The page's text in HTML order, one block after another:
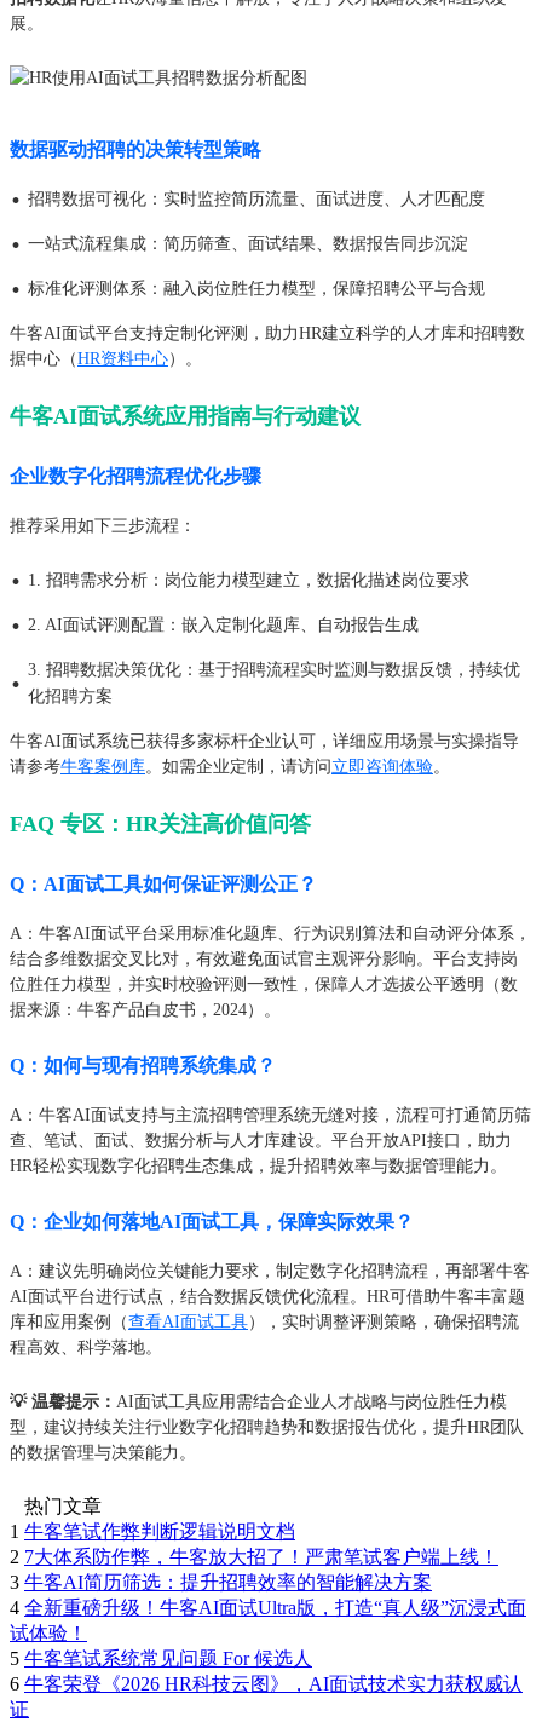
展。
数据驱动招聘的决策转型策略
· 招聘数据可视化：实时监控简历流量、面试进度、人才匹配度
· 一站式流程集成：简历筛查、面试结果、数据报告同步沉淀
· 标准化评测体系：融入岗位胜任力模型，保障招聘公平与合规
牛客AI面试平台支持定制化评测，助力HR建立科学的人才库和招聘数
据中心（HR资料中心）。
牛客AI面试系统应用指南与行动建议
企业数字化招聘流程优化步骤
推荐采用如下三步流程：
· 1. 招聘需求分析：岗位能力模型建立，数据化描述岗位要求
· 2. AI面试评测配置：嵌入定制化题库、自动报告生成
· 3. 招聘数据决策优化：基于招聘流程实时监测与数据反馈，持续优
化招聘方案
牛客AI面试系统已获得多家标杆企业认可，详细应用场景与实操指导
请参考牛客案例库。如需企业定制，请访问 立即咨询体验。
FAQ 专区：HR关注高价值问答
Q：AI面试工具如何保证评测公正？
A：牛客AI面试平台采用标准化题库、行为识别算法和自动评分体系，
结合多维数据交叉比对，有效避免面试官主观评分影响。平台支持岗
位胜任力模型，并实时校验评测一致性，保障人才选拔公平透明（数
据来源：牛客产品白皮书，2024）。
Q：如何与现有招聘系统集成？
A：牛客AI面试支持与主流招聘管理系统无缝对接，流程可打通简历筛
查、笔试、面试、数据分析与人才库建设。平台开放API接口，助力
HR轻松实现数字化招聘生态集成，提升招聘效率与数据管理能力。
Q：企业如何落地AI面试工具，保障实际效果？
A：建议先明确岗位关键能力要求，制定数字化招聘流程，再部署牛客
AI面试平台进行试点，结合数据反馈优化流程。HR可借助牛客丰富题
库和应用案例（查看AI面试工具），实时调整评测策略，确保招聘流
程高效、科学落地。
💡 温馨提示： AI面试工具应用需结合企业人才战略与岗位胜任力模
型，建议持续关注行业数字化招聘趋势和数据报告优化，提升HR团队
的数据管理与决策能力。
热门文章
1 牛客笔试作弊判断逻辑说明文档
2 7大体系防作弊，牛客放大招了！严肃笔试客户端上线！
3 牛客AI简历筛选：提升招聘效率的智能解决方案
4 全新重磅升级！牛客AI面试Ultra版，打造“真人级”沉浸式面
试体验！
5 牛客笔试系统常见问题 For 候选人
6 牛客荣登《2026 HR科技云图》，AI面试技术实力获权威认
证